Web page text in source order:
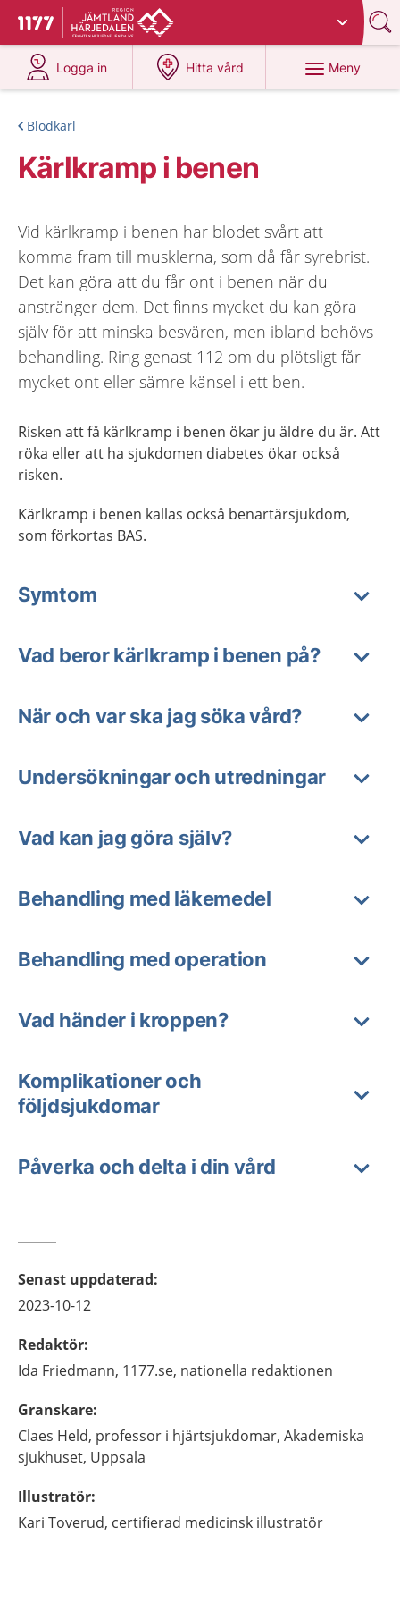
Till startsidan för 1177
Du har valt region
Logga in
på 1177.se
Hitta vård
på 1177.se
Meny
Blodkärl
Kärlkramp i benen
Vid kärlkramp i benen har blodet svårt att
komma fram till musklerna, som då får syrebrist.
Det kan göra att du får ont i benen när du
anstränger dem. Det finns mycket du kan göra
själv för att minska besvären, men ibland behövs
behandling. Ring genast 112 om du plötsligt får
mycket ont eller sämre känsel i ett ben.
Risken att få kärlkramp i benen ökar ju äldre du är. Att
röka eller att ha sjukdomen diabetes ökar också
risken.
Kärlkramp i benen kallas också benartärsjukdom,
som förkortas BAS.
Symtom
Vad beror kärlkramp i benen på?
När och var ska jag söka vård?
Undersökningar och utredningar
Vad kan jag göra själv?
Behandling med läkemedel
Behandling med operation
Vad händer i kroppen?
Komplikationer och
följdsjukdomar
Påverka och delta i din vård
Senast uppdaterad:
2023-10-12
Redaktör:
Ida Friedmann, 1177.se, nationella redaktionen
Granskare:
Claes Held, professor i hjärtsjukdomar, Akademiska
sjukhuset, Uppsala
Illustratör:
Kari Toverud, certifierad medicinsk illustratör